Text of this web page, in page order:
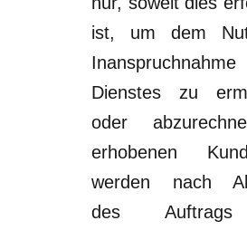
ist, um dem
Dienstes zu
oder
erhobenen
werden nach
des